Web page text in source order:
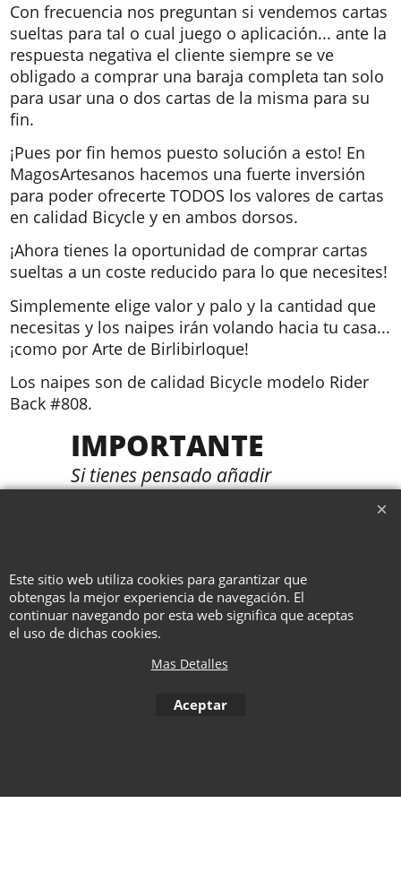
Con frecuencia nos preguntan si vendemos cartas
sueltas para tal o cual juego o aplicación... ante la
respuesta negativa el cliente siempre se ve
obligado a comprar una baraja completa tan solo
para usar una o dos cartas de la misma para su
fin.
¡Pues por fin hemos puesto solución a esto! En
MagosArtesanos hacemos una fuerte inversión
para poder ofrecerte TODOS los valores de cartas
en calidad Bicycle y en ambos dorsos.
¡Ahora tienes la oportunidad de comprar cartas
sueltas a un coste reducido para lo que necesites!
Simplemente elige valor y palo y la cantidad que
necesitas y los naipes irán volando hacia tu casa...
¡como por Arte de Birlibirloque!
Los naipes son de calidad Bicycle modelo Rider
Back #808.
IMPORTANTE
Si tienes pensado añadir
muchas unidades de un mismo
To create online store ShopFactory eCommerce software was used.
Este sitio web utiliza cookies para garantizar que
obtengas la mejor experiencia de navegación. El
continuar navegando por esta web significa que aceptas
el uso de dichas cookies.
Mas Detalles
Aceptar